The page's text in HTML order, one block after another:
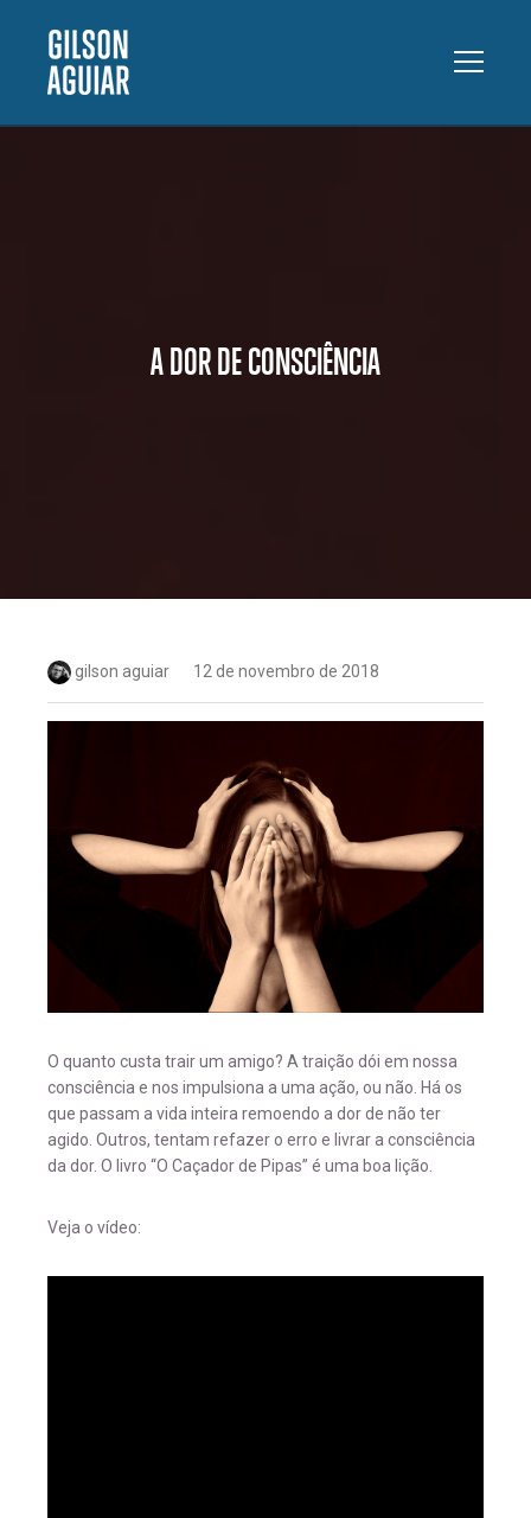
A DOR DE CONSCIÊNCIA
gilson aguiar 12 de novembro de 2018
O quanto custa trair um amigo? A traição dói em nossa
consciência e nos impulsiona a uma ação, ou não. Há os
que passam a vida inteira remoendo a dor de não ter
agido. Outros, tentam refazer o erro e livrar a consciência
da dor. O livro “O Caçador de Pipas” é uma boa lição.
Veja o vídeo: